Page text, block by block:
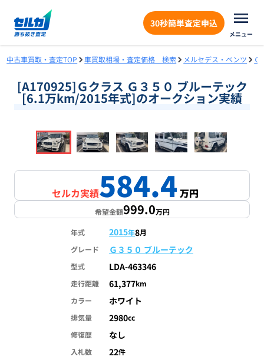
30秒簡単査定申込
メニュー
中古車買取・査定TOP 車買取相場・査定価格 検索 メルセデス・ベンツ Ｇ
[A170925]Ｇクラス Ｇ３５０ ブルーテック
[6.1万km/2015年式]のオークション実績
1/18
セルカ実績584.4万円
希望金額999.0万円
年式 2015年8月
グレード
Ｇ３５０ ブルーテック
型式 LDA-463346
走行距離 61,377km
カラー
ホワイト
排気量 2980cc
修復歴
なし
入札数 22件